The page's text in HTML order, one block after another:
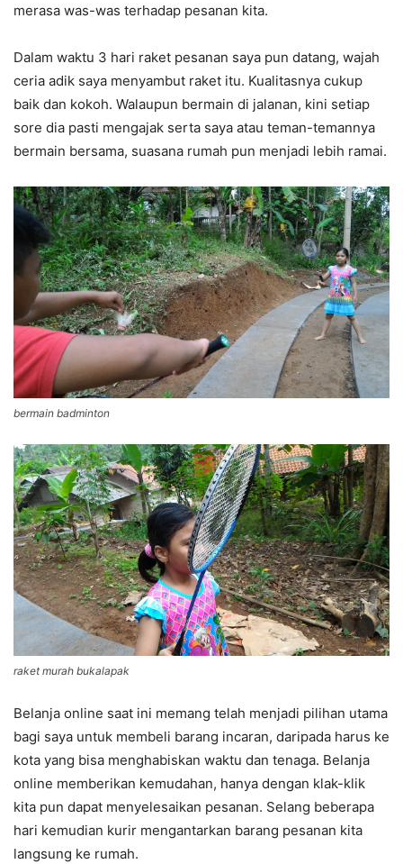
merasa was-was terhadap pesanan kita.
Dalam waktu 3 hari raket pesanan saya pun datang, wajah
ceria adik saya menyambut raket itu. Kualitasnya cukup
baik dan kokoh. Walaupun bermain di jalanan, kini setiap
sore dia pasti mengajak serta saya atau teman-temannya
bermain bersama, suasana rumah pun menjadi lebih ramai.
bermain badminton
raket murah bukalapak
Belanja online saat ini memang telah menjadi pilihan utama
bagi saya untuk membeli barang incaran, daripada harus ke
kota yang bisa menghabiskan waktu dan tenaga. Belanja
online memberikan kemudahan, hanya dengan klak-klik
kita pun dapat menyelesaikan pesanan. Selang beberapa
hari kemudian kurir mengantarkan barang pesanan kita
langsung ke rumah.